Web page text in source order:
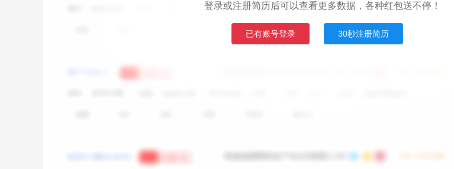
登录或注册简历后可以查看更多数据，各种红包送不停！
已有账号登录 30秒注册简历